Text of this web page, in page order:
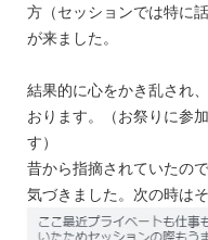
方（セッションでは特に
が来ました。
結果的に心をかき乱され
おります。（お祭りに参
す）
昔から指摘されていたの
気づきました。次の時は